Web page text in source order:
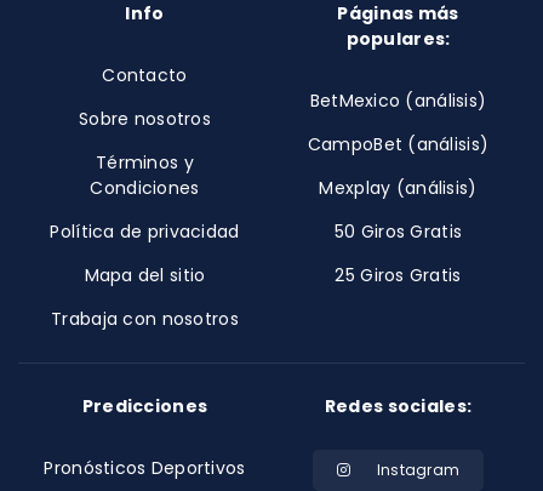
Info
Contacto
Sobre nosotros
Términos y
Condiciones
Política de privacidad
Mapa del sitio
Trabaja con nosotros
Páginas más
populares:
BetMexico (análisis)
CampoBet (análisis)
Mexplay (análisis)
50 Giros Gratis
25 Giros Gratis
Predicciones
Pronósticos Deportivos
Redes sociales:
Instagram